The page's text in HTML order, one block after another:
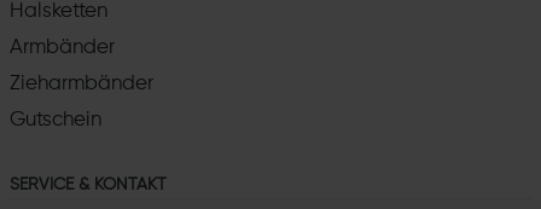
Halsketten
Armbänder
Zieharmbänder
Gutschein
SERVICE & KONTAKT